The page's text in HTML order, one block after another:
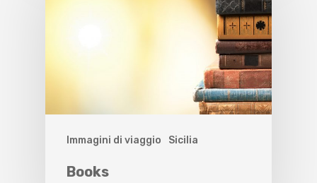
Immagini di viaggio Sicilia
Books